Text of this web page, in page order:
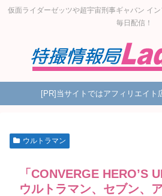
仮面ライダーゼッツや超宇宙刑事ギャバン イ
毎日配信！
[PR]当サイトではアフィリエイト
ウルトラマン
「CONVERGE HERO’S
ウルトラマン、セブン、